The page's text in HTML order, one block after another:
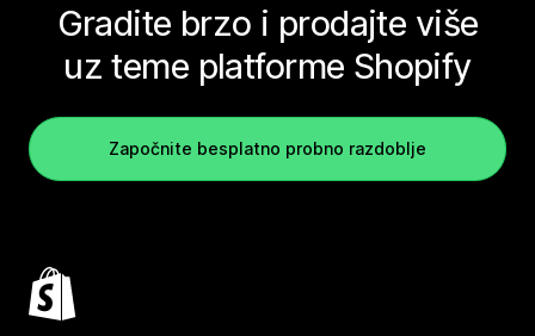
Gradite brzo i prodajte više
uz teme platforme Shopify
Započnite besplatno probno razdoblje